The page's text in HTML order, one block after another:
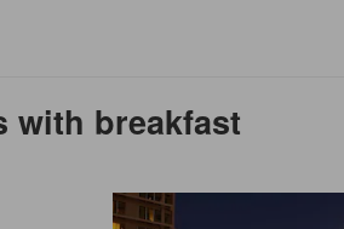
with breakfast